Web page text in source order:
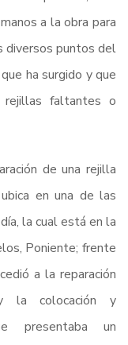
a la obra para
diversos puntos del
ha surgido y que
faltantes o
de una rejilla
en una de las
la cual está en la
Poniente; frente
a la reparación
la colocación y
presentaba un